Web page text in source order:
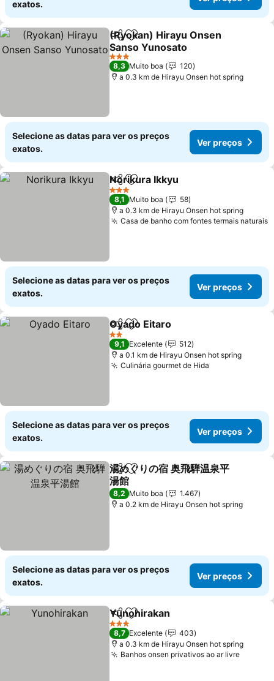
exatos.
PartilharAdicionar aos favoritos
(Ryokan) Hirayu Onsen
Sanso Yunosato
3 Estrelas
8,3 Muito boa
120
a 0.3 km de Hirayu Onsen hot spring
Selecione as datas para ver os preços
exatos.
Ver preços
PartilharAdicionar aos favoritos
Norikura Ikkyu
3 Estrelas
8,1 Muito boa
58
a 0.3 km de Hirayu Onsen hot spring
Casa de banho com fontes termais naturais
Selecione as datas para ver os preços
exatos.
Ver preços
PartilharAdicionar aos favoritos
Oyado Eitaro
2 Estrelas
9,1 Excelente
512
a 0.1 km de Hirayu Onsen hot spring
Culinária gourmet de Hida
Selecione as datas para ver os preços
exatos.
Ver preços
PartilharAdicionar aos favoritos
湯めぐりの宿 奥飛騨温泉平
湯館
8,2 Muito boa
1.467
a 0.2 km de Hirayu Onsen hot spring
Selecione as datas para ver os preços
exatos.
Ver preços
PartilharAdicionar aos favoritos
Yunohirakan
3 Estrelas
8,7 Excelente
403
a 0.3 km de Hirayu Onsen hot spring
Banhos onsen privativos ao ar livre